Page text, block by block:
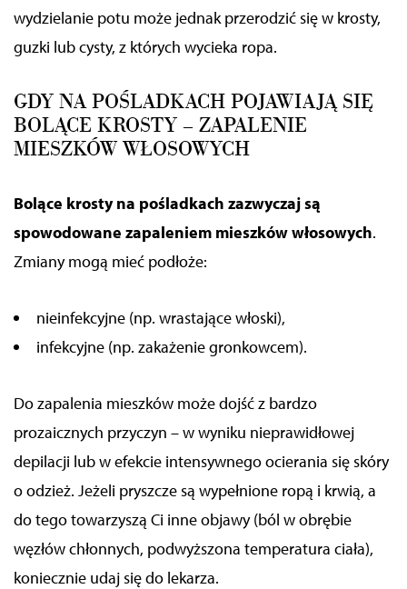
wydzielanie potu może jednak przerodzić się w krosty,
guzki lub cysty, z których wycieka ropa.
GDY NA POŚLADKACH POJAWIAJĄ SIĘ
BOLĄCE KROSTY – ZAPALENIE
MIESZKÓW WŁOSOWYCH
Bolące krosty na pośladkach zazwyczaj są
spowodowane zapaleniem mieszków włosowych.
Zmiany mogą mieć podłoże:
nieinfekcyjne (np. wrastające włoski),
infekcyjne (np. zakażenie gronkowcem).
Do zapalenia mieszków może dojść z bardzo
prozaicznych przyczyn – w wyniku nieprawidłowej
depilacji lubw efekcie intensywnego ocierania się skóry
o odzież. Jeżeli pryszczesą wypełnione ropą i krwią, a
do tego towarzyszą Ci inne objawy (ból w obrębie
węzłów chłonnych, podwyższona temperatura ciała),
koniecznie udaj się do lekarza.